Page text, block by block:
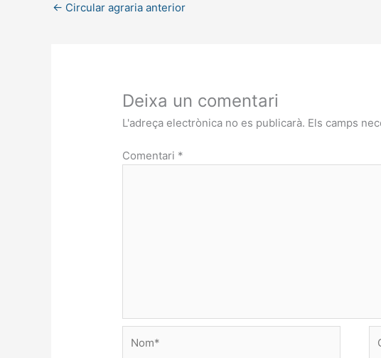
← Circular agraria anterior
Deixa un comentari
L'adreça electrònica no es publicarà. Els camps
Comentari *